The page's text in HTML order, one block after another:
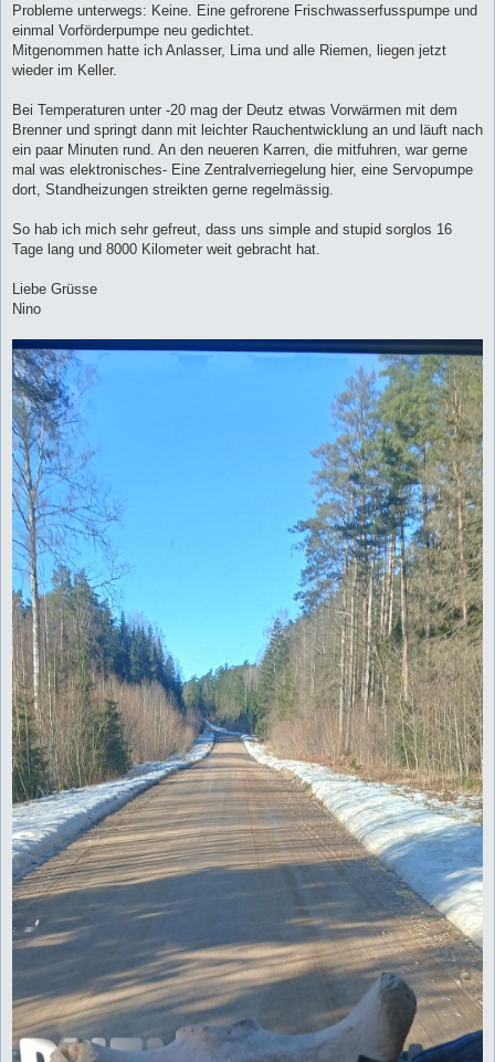
Probleme unterwegs: Keine. Eine gefrorene Frischwasserfusspumpe und
einmal Vorförderpumpe neu gedichtet.
Mitgenommen hatte ich Anlasser, Lima und alle Riemen, liegen jetzt
wieder im Keller.
Bei Temperaturen unter -20 mag der Deutz etwas Vorwärmen mit dem
Brenner und springt dann mit leichter Rauchentwicklung an und läuft nach
ein paar Minuten rund. An den neueren Karren, die mitfuhren, war gerne
mal was elektronisches- Eine Zentralverriegelung hier, eine Servopumpe
dort, Standheizungen streikten gerne regelmässig.
So hab ich mich sehr gefreut, dass uns simple and stupid sorglos 16
Tage lang und 8000 Kilometer weit gebracht hat.
Liebe Grüsse
Nino